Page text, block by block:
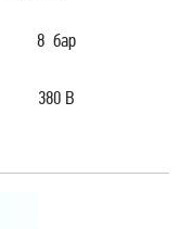
8 бар
380 В